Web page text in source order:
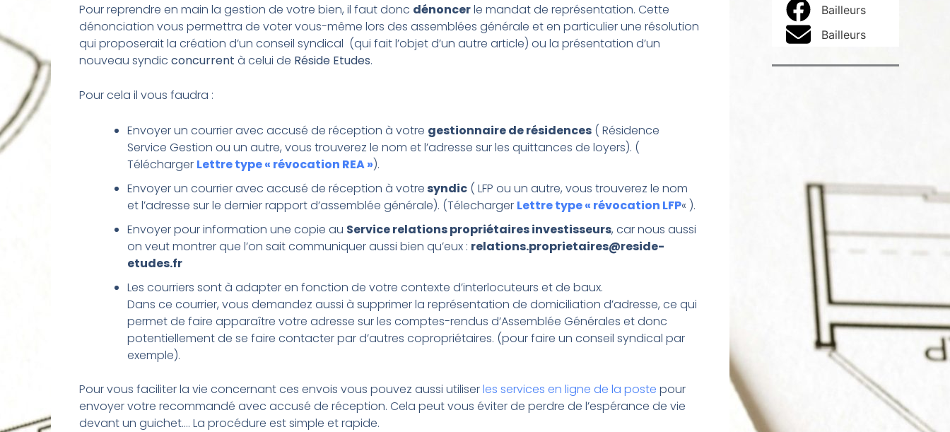
Pour reprendre en main la gestion de votre bien, il faut donc dénoncerle mandat de représentation. Cette
dénonciation vous permettra de voter vous-même lors des assemblées générale et en particulier une résolution
qui proposerait la création d’un conseil syndical (qui fait l’objet d’un autre article) ou la présentation d’un
nouveau syndic concurrent à celui de Réside Etudes.
Pour cela il vous faudra :
Envoyer un courrier avec accusé de réception à votre gestionnaire de résidences ( Résidence
Service Gestion ou un autre, vous trouverez le nom et l’adresse sur les quittances de loyers). (
Télécharger Lettre type « révocation REA »).
Envoyer un courrier avec accusé de réception à votresyndic ( LFP ou un autre, vous trouverez le nom
et l’adresse sur le dernier rapport d’assemblée générale). (Télecharger Lettre type « révocation LFP« ).
Envoyer pour information une copie au Service relations propriétaires investisseurs, car nous aussi
on veut montrer que l’on sait communiquer aussi bien qu’eux : relations.proprietaires@reside-
etudes.fr
Les courriers sont à adapter en fonction de votre contexte d’interlocuteurs et de baux.
Dans ce courrier, vous demandez aussi à supprimer la représentation de domiciliation d’adresse, ce qui
permet de faire apparaître votre adresse sur les comptes-rendus d’Assemblée Générales et donc
potentiellement de se faire contacter par d’autres copropriétaires. (pour faire un conseil syndical par
exemple).
Pour vous faciliter la vie concernant ces envois vous pouvez aussi utiliserles services en ligne de la poste pour
envoyer votre recommandé avec accusé de réception. Cela peut vous éviter de perdre de l’espérance de vie
devant un guichet…. La procédure est simple et rapide.
Bailleurs
Bailleurs